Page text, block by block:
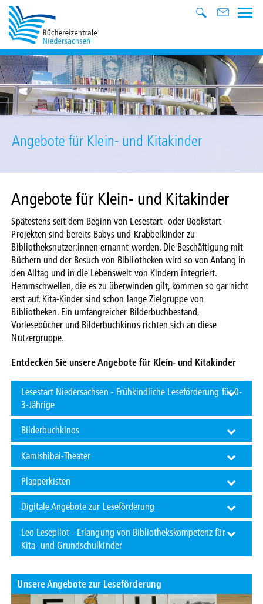
Angebote für Klein- und Kitakinder
Angebote für Klein- und Kitakinder
Spätestens seit dem Beginn von Lesestart- oder Bookstart-
Projekten sind bereits Babys und Krabbelkinder zu
Bibliotheksnutzer:innen ernannt worden. Die Beschäftigung mit
Büchern und der Besuch von Bibliotheken wird so von Anfang in
den Alltag und in die Lebenswelt von Kindern integriert.
Hemmschwellen, die es zu überwinden gilt, kommen so gar nicht
erst auf. Kita-Kinder sind schon lange Zielgruppe von
Bibliotheken. Ein umfangreicher Bilderbuchbestand,
Vorlesebücher und Bilderbuchkinos richten sich an diese
Nutzergruppe.
Entdecken Sie unsere Angebote für Klein- und Kitakinder
Lesestart Niedersachsen - Frühkindliche Leseförderung für 0-
3-Jährige
Bilderbuchkinos
Kamishibai-Theater
Plapperkisten
Digitale Angebote zur Leseförderung
Leo Lesepilot - Erlangung von Bibliothekskompetenz für
Kita- und Grundschulkinder
Unsere Angebote zur Leseförderung